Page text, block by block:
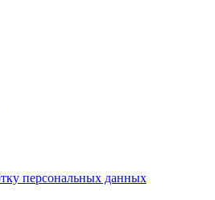
персональных данных